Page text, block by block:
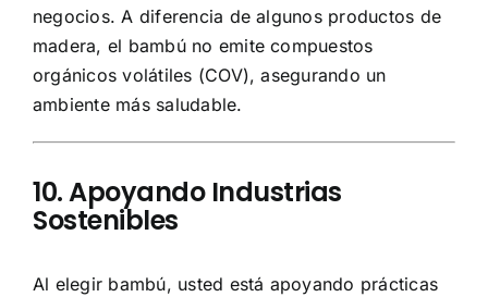
negocios. A diferencia de algunos productos de
madera, el bambú no emite compuestos
orgánicos volátiles (COV), asegurando un
ambiente más saludable.
10. Apoyando Industrias
Sostenibles
Al elegir bambú, usted está apoyando prácticas